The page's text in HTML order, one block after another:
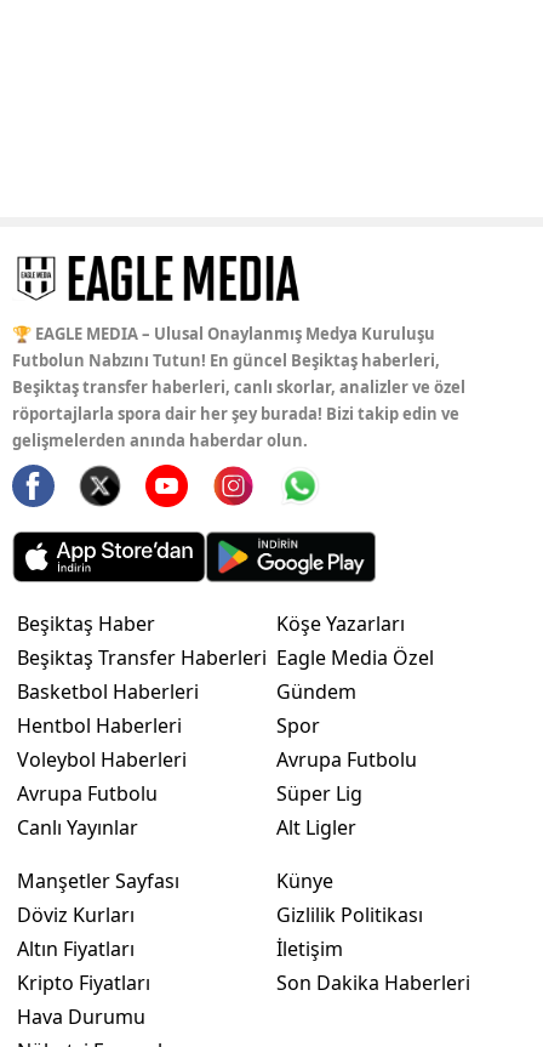
🏆 EAGLE MEDIA – Ulusal Onaylanmış Medya Kuruluşu
Futbolun Nabzını Tutun! En güncel Beşiktaş haberleri,
Beşiktaş transfer haberleri, canlı skorlar, analizler ve özel
röportajlarla spora dair her şey burada! Bizi takip edin ve
gelişmelerden anında haberdar olun.
Beşiktaş Haber
Beşiktaş Transfer Haberleri
Basketbol Haberleri
Hentbol Haberleri
Voleybol Haberleri
Avrupa Futbolu
Canlı Yayınlar
Köşe Yazarları
Eagle Media Özel
Gündem
Spor
Avrupa Futbolu
Süper Lig
Alt Ligler
Manşetler Sayfası
Döviz Kurları
Altın Fiyatları
Kripto Fiyatları
Hava Durumu
Künye
Gizlilik Politikası
İletişim
Son Dakika Haberleri